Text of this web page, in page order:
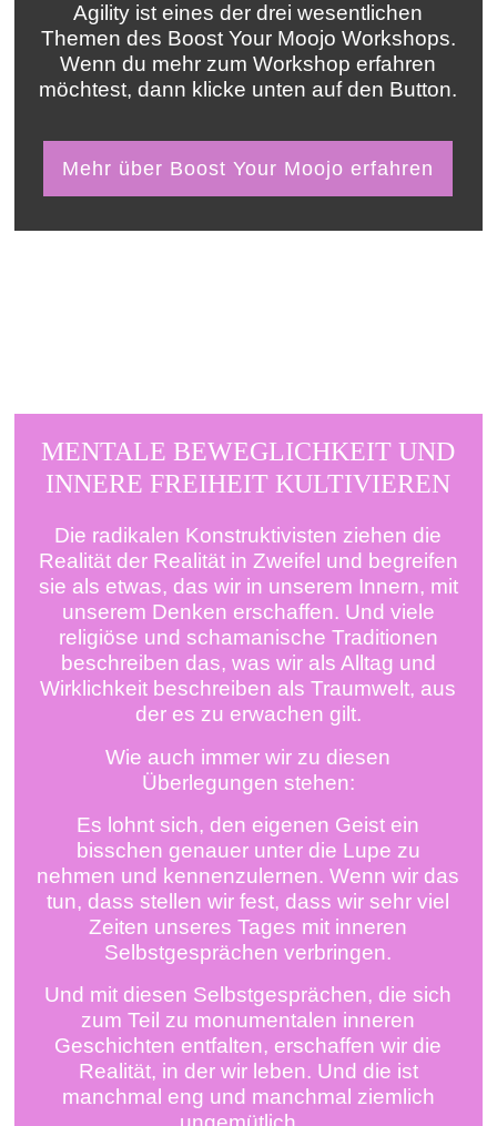
Agility ist eines der drei wesentlichen
Themen des Boost Your Moojo Workshops.
Wenn du mehr zum Workshop erfahren
möchtest, dann klicke unten auf den Button.
Mehr über Boost Your Moojo erfahren
MENTALE BEWEGLICHKEIT UND
INNERE FREIHEIT KULTIVIEREN
Die radikalen Konstruktivisten ziehen die
Realität der Realität in Zweifel und begreifen
sie als etwas, das wir in unserem Innern, mit
unserem Denken erschaffen. Und viele
religiöse und schamanische Traditionen
beschreiben das, was wir als Alltag und
Wirklichkeit beschreiben als Traumwelt, aus
der es zu erwachen gilt.
Wie auch immer wir zu diesen
Überlegungen stehen:
Es lohnt sich, den eigenen Geist ein
bisschen genauer unter die Lupe zu
nehmen und kennenzulernen. Wenn wir das
tun, dass stellen wir fest, dass wir sehr viel
Zeiten unseres Tages mit inneren
Selbstgesprächen verbringen.
Und mit diesen Selbstgesprächen, die sich
zum Teil zu monumentalen inneren
Geschichten entfalten, erschaffen wir die
Realität, in der wir leben. Und die ist
manchmal eng und manchmal ziemlich